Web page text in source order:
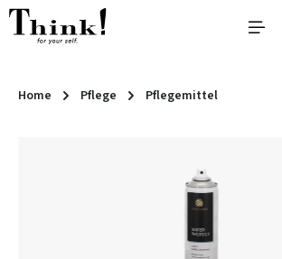
Zum Hauptinhalt springen
Home Pflege Pflegemittel